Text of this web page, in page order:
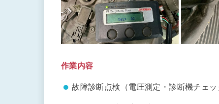
作業内容
故障診断点検（電圧測定・診断機チェッ